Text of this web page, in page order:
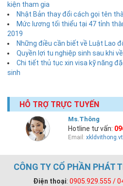
kiện tham gia
Nhật Bản thay đổi cách gọi tên
Mức lương tối thiểu tại 47 tỉnh
2019
Những điều cần biết về Luật Lao
Quyền lợi tu nghiệp sinh sau khi
Chi tiết thủ tục xin visa kỹ năng
sinh
HỖ TRỢ TRỰC TUYẾN
Ms.Thông
Hotline tư vấn:
Email:
CÔNG TY CỔ PHẦN PHÁT
Điện thoại: 0905.929.555 /